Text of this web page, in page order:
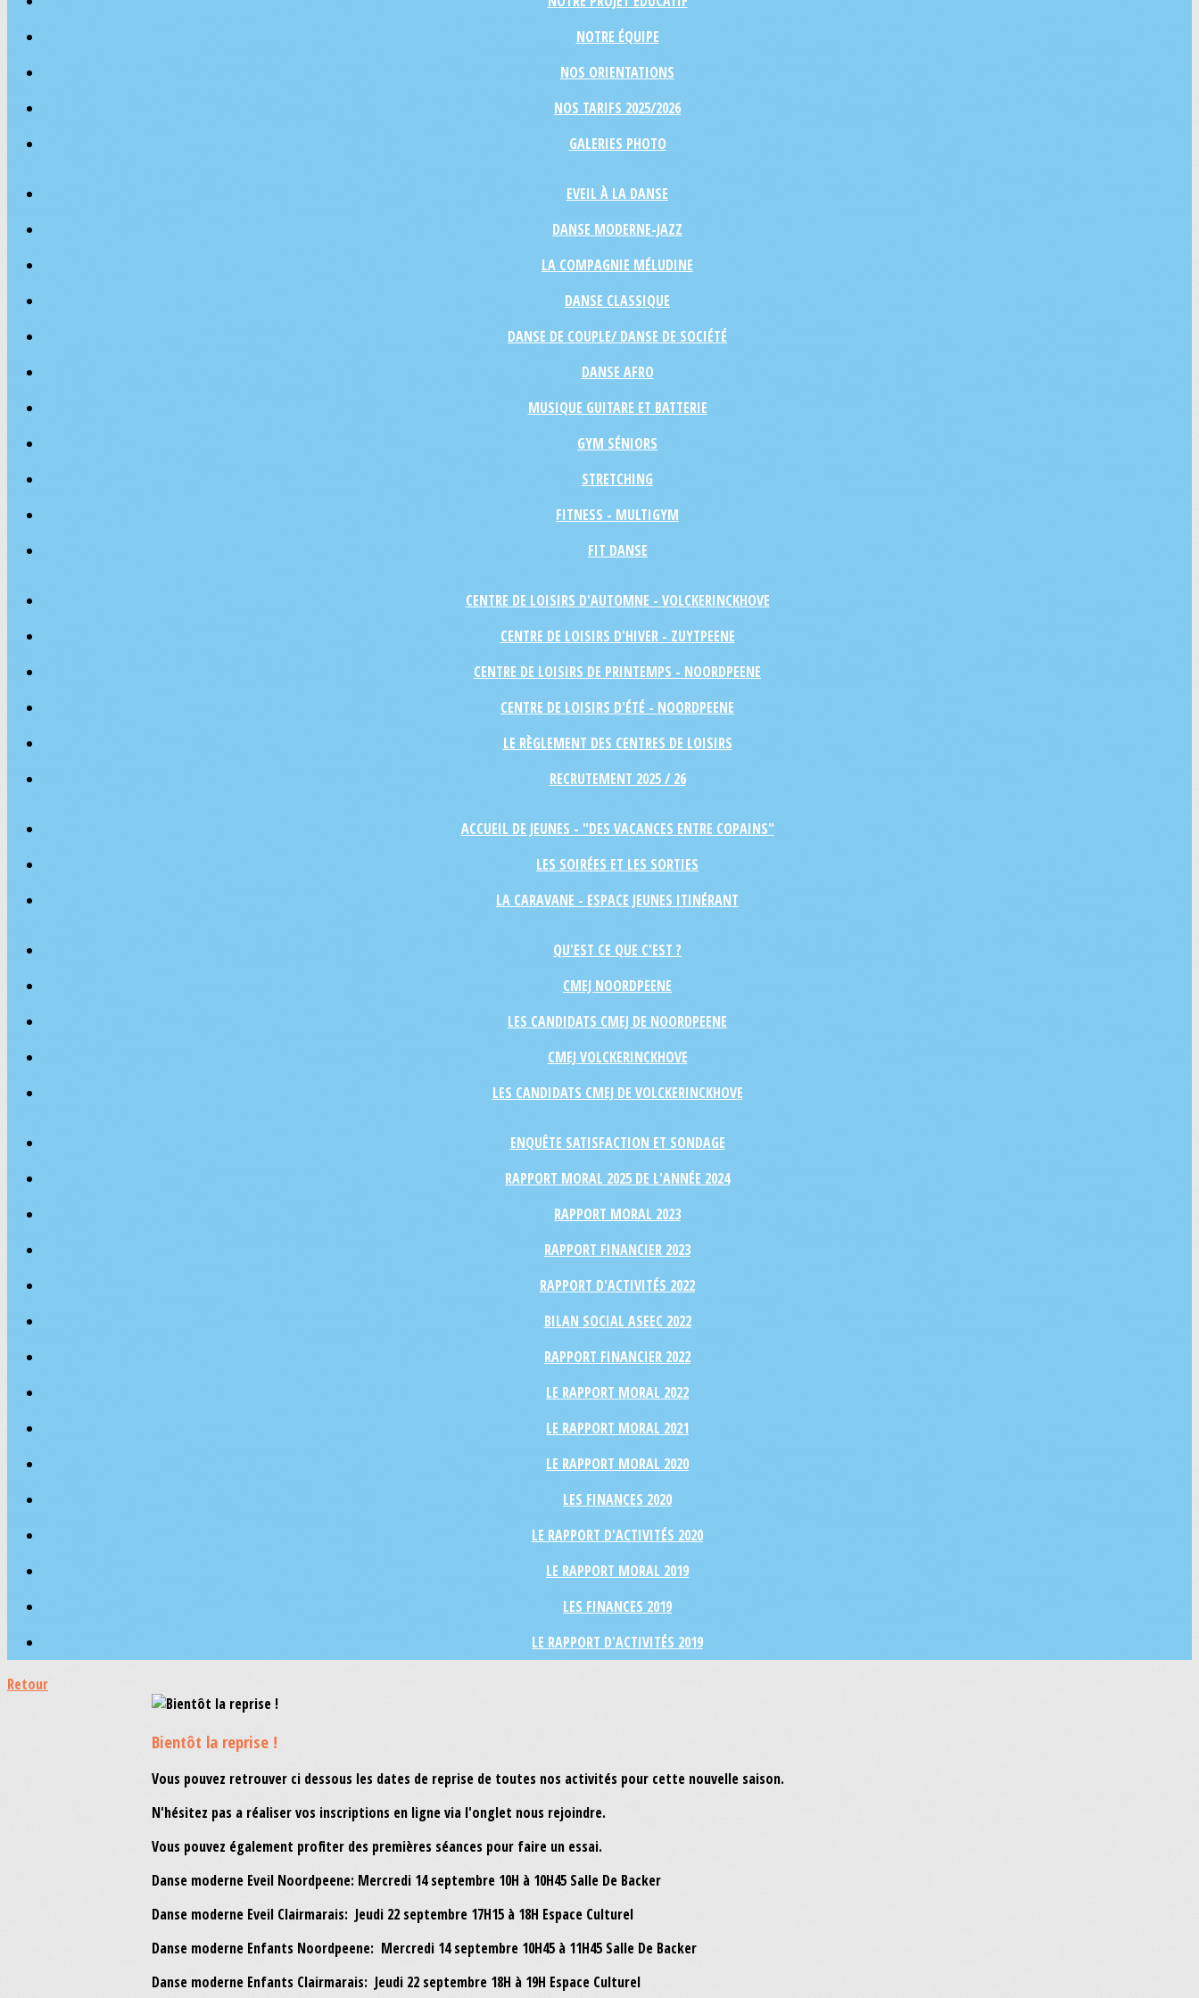
NOTRE ÉQUIPE
NOS ORIENTATIONS
NOS TARIFS 2025/2026
GALERIES PHOTO
EVEIL À LA DANSE
DANSE MODERNE-JAZZ
LA COMPAGNIE MÉLUDINE
DANSE CLASSIQUE
DANSE DE COUPLE/ DANSE DE SOCIÉTÉ
DANSE AFRO
MUSIQUE GUITARE ET BATTERIE
GYM SÉNIORS
STRETCHING
FITNESS - MULTIGYM
FIT DANSE
CENTRE DE LOISIRS D'AUTOMNE - VOLCKERINCKHOVE
CENTRE DE LOISIRS D'HIVER - ZUYTPEENE
CENTRE DE LOISIRS DE PRINTEMPS - NOORDPEENE
CENTRE DE LOISIRS D'ÉTÉ - NOORDPEENE
LE RÈGLEMENT DES CENTRES DE LOISIRS
RECRUTEMENT 2025 / 26
ACCUEIL DE JEUNES - "DES VACANCES ENTRE COPAINS"
LES SOIRÉES ET LES SORTIES
LA CARAVANE - ESPACE JEUNES ITINÉRANT
QU'EST CE QUE C'EST ?
CMEJ NOORDPEENE
LES CANDIDATS CMEJ DE NOORDPEENE
CMEJ VOLCKERINCKHOVE
LES CANDIDATS CMEJ DE VOLCKERINCKHOVE
ENQUÊTE SATISFACTION ET SONDAGE
RAPPORT MORAL 2025 DE L'ANNÉE 2024
RAPPORT MORAL 2023
RAPPORT FINANCIER 2023
RAPPORT D'ACTIVITÉS 2022
BILAN SOCIAL ASEEC 2022
RAPPORT FINANCIER 2022
LE RAPPORT MORAL 2022
LE RAPPORT MORAL 2021
LE RAPPORT MORAL 2020
LES FINANCES 2020
LE RAPPORT D'ACTIVITÉS 2020
LE RAPPORT MORAL 2019
LES FINANCES 2019
LE RAPPORT D'ACTIVITÉS 2019
Retour
Bientôt la reprise !
Vous pouvez retrouver ci dessous les dates de reprise de toutes nos activités pour cette nouvelle saison.
N'hésitez pas a réaliser vos inscriptions en ligne via l'onglet nous rejoindre.
Vous pouvez également profiter des premières séances pour faire un essai.
Danse moderne Eveil Noordpeene: Mercredi 14 septembre 10H à 10H45 Salle De Backer
Danse moderne Eveil Clairmarais: Jeudi 22 septembre 17H15 à 18H Espace Culturel
Danse moderne Enfants Noordpeene: Mercredi 14 septembre 10H45 à 11H45 Salle De Backer
Danse moderne Enfants Clairmarais: Jeudi 22 septembre 18H à 19H Espace Culturel